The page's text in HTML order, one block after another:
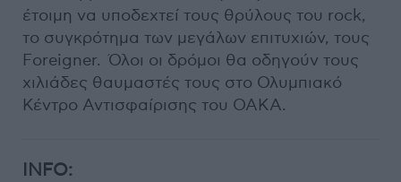
έτοιμη να υποδεχτεί τους θρύλους του rock,
το συγκρότημα των μεγάλων επιτυχιών, τους
Foreigner. Όλοι οι δρόμοι θα οδηγούν τους
χιλιάδες θαυμαστές τους στο Ολυμπιακό
Κέντρο Αντισφαίρισης του ΟΑΚΑ.
INFO: